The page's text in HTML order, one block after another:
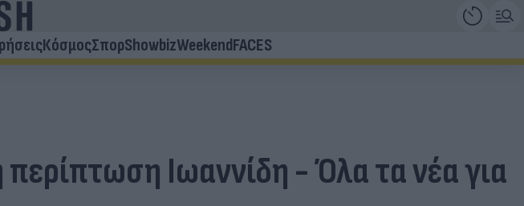
ΚόσμοςΣπορShowbizWeekendFACES
περίπτωση Ιωαννίδη - Όλα τα νέα για